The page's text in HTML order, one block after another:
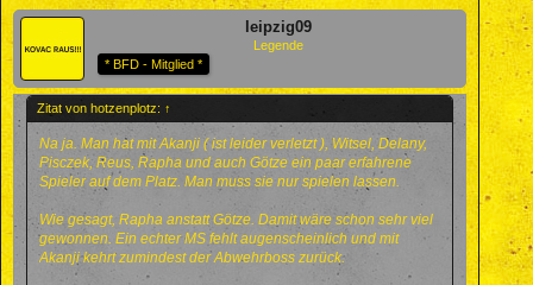
leipzig09
Legende
* BFD - Mitglied *
Zitat von hotzenplotz: ↑
Na ja. Man hat mit Akanji ( ist leider verletzt ), Witsel, Delany,
Pisczek, Reus, Rapha und auch Götze ein paar erfahrene
Spieler auf dem Platz. Man muss sie nur spielen lassen.
Wie gesagt, Rapha anstatt Götze. Damit wäre schon sehr viel
gewonnen. Ein echter MS fehlt augenscheinlich und mit
Akanji kehrt zumindest der Abwehrboss zurück.